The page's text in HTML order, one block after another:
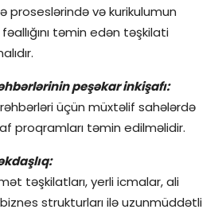
proseslərində və kurikulumun
təmin edən təşkilati
peşəkar inkişafı:
üçün müxtəlif sahələrdə
proqramları təmin edilməlidir.
təşkilatları, yerli icmalar, ali
strukturları ilə uzunmüddətli